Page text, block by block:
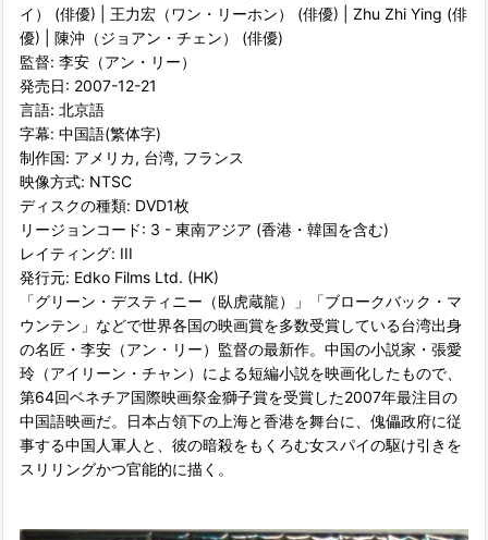
イ） (俳優) | 王力宏（ワン・リーホン） (俳優) | Zhu Zhi Ying (俳
優) | 陳沖（ジョアン・チェン） (俳優)
監督: 李安（アン・リー）
発売日: 2007-12-21
言語: 北京語
字幕: 中国語(繁体字)
制作国: アメリカ, 台湾, フランス
映像方式: NTSC
ディスクの種類: DVD1枚
リージョンコード: 3 - 東南アジア (香港・韓国を含む)
レイティング: III
発行元: Edko Films Ltd. (HK)
「グリーン・デスティニー（臥虎蔵龍）」「ブロークバック・マ
ウンテン」などで世界各国の映画賞を多数受賞している台湾出身
の名匠・李安（アン・リー）監督の最新作。中国の小説家・張愛
玲（アイリーン・チャン）による短編小説を映画化したもので、
第64回ベネチア国際映画祭金獅子賞を受賞した2007年最注目の
中国語映画だ。日本占領下の上海と香港を舞台に、傀儡政府に従
事する中国人軍人と、彼の暗殺をもくろむ女スパイの駆け引きを
スリリングかつ官能的に描く。